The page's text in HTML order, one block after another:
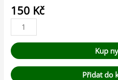
Hodnoceno
5.00z 5 na
základě
3
hodnocení
zákazníků
150 Kč
Kup
Přidat do